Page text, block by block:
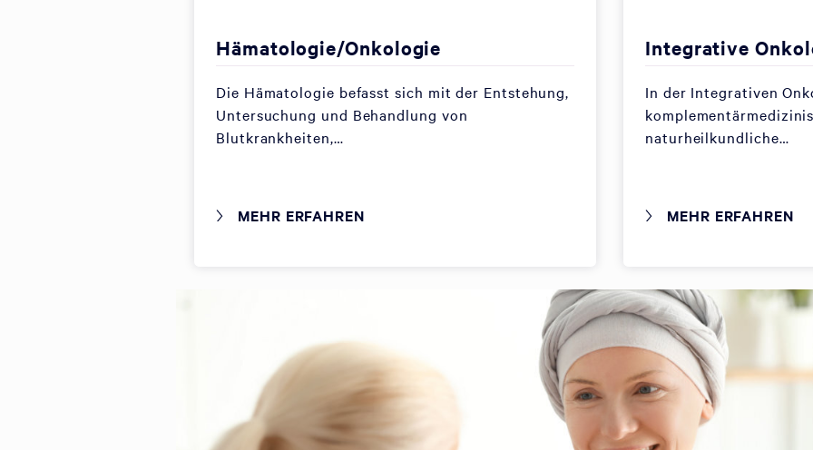
Hämatologie/Onkologie
Die Hämatologie befasst sich mit der Entstehung,
Untersuchung und Behandlung von
Blutkrankheiten,…
MEHR ERFAHREN
Integrative
In der Integrativen
naturheilkundliche…
MEHR ERFAHREN